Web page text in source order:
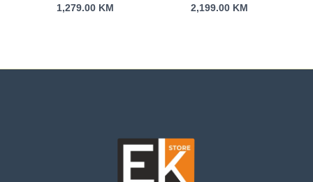
18000Btu snag.5kW
1,279.00 KM
(V)180cm (Š)79,5cm
2,199.00 KM